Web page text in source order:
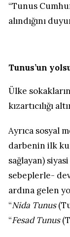
“Tunus
alındığını
Tunus’un
Ülke
kızartıcılığı
Ayrıca sosyal
darbenin ilk
sağlayan)
sebeplerle-
ardına gelen
“Nida Tunus
“Fesad Tunus